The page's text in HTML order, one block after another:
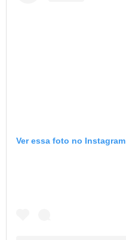
Ver essa foto no Instagram